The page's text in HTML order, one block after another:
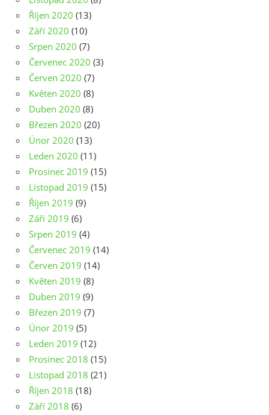
Říjen 2020 (13)
Září 2020 (10)
Srpen 2020 (7)
Červenec 2020 (3)
Červen 2020 (7)
Květen 2020 (8)
Duben 2020 (8)
Březen 2020 (20)
Únor 2020 (13)
Leden 2020 (11)
Prosinec 2019 (15)
Listopad 2019 (15)
Říjen 2019 (9)
Září 2019 (6)
Srpen 2019 (4)
Červenec 2019 (14)
Červen 2019 (14)
Květen 2019 (8)
Duben 2019 (9)
Březen 2019 (7)
Únor 2019 (5)
Leden 2019 (12)
Prosinec 2018 (15)
Listopad 2018 (21)
Říjen 2018 (18)
Září 2018 (6)